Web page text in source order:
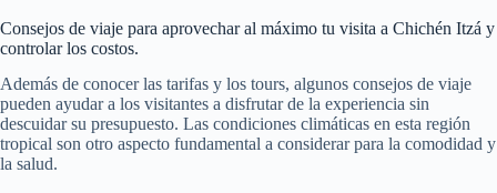
Consejos de viaje para aprovechar al máximo tu visita a Chichén Itzá y
controlar los costos.
Además de conocer las tarifas y los tours, algunos consejos de viaje
pueden ayudar a los visitantes a disfrutar de la experiencia sin
descuidar su presupuesto. Las condiciones climáticas en esta región
tropical son otro aspecto fundamental a considerar para la comodidad y
la salud.